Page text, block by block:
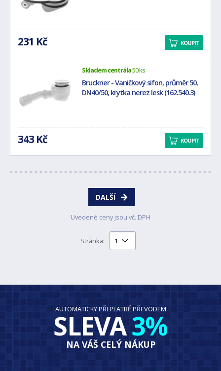
231 Kč KOUPIT
Skladem centrála50 ks
Bruckner - Vaničkový sifon, průměr 50,
DN40/50, krytka nerez lesk (162.540.3)
343 Kč KOUPIT
DALŠÍ
Uvedené ceny jsou vč. DPH
Stránka:
AUTOMATICKY PŘI PLATBĚ PŘEVODEM
SLEVA3%
NA VÁŠ CELÝ NÁKUP